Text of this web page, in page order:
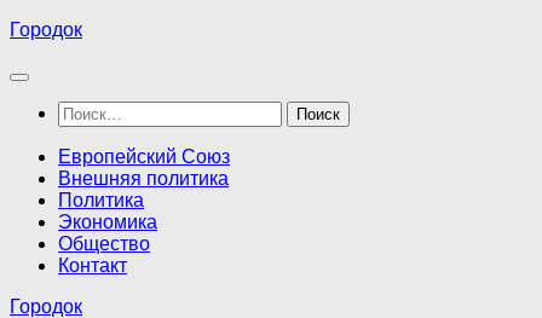
Перейти
содержимому
Городок
Найти:
Европейский Союз
Внешняя политика
Политика
Экономика
Общество
Контакт
Городок